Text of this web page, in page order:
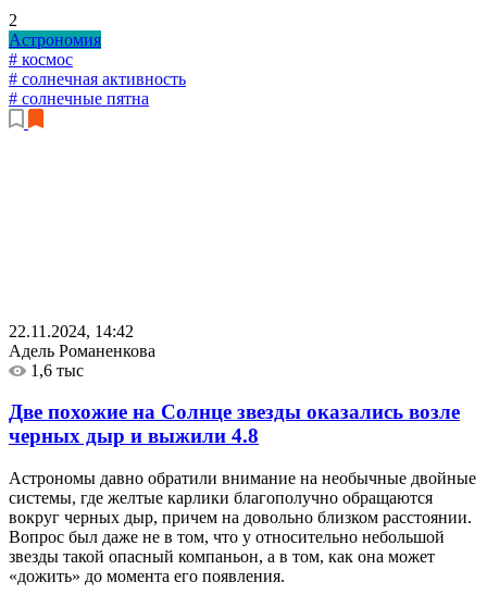
2
Астрономия
# космос
# солнечная активность
# солнечные пятна
22.11.2024, 14:42
Адель Романенкова
1,6 тыс
Две похожие на Солнце звезды оказались возле
черных дыр и выжили 4.8
Астрономы давно обратили внимание на необычные двойные
системы, где желтые карлики благополучно обращаются
вокруг черных дыр, причем на довольно близком расстоянии.
Вопрос был даже не в том, что у относительно небольшой
звезды такой опасный компаньон, а в том, как она может
«дожить» до момента его появления.